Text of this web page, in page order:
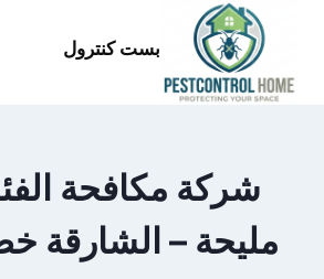
المحتوى
بست كنترول
شركة مكافحة
مليحة – الشارقة خصم